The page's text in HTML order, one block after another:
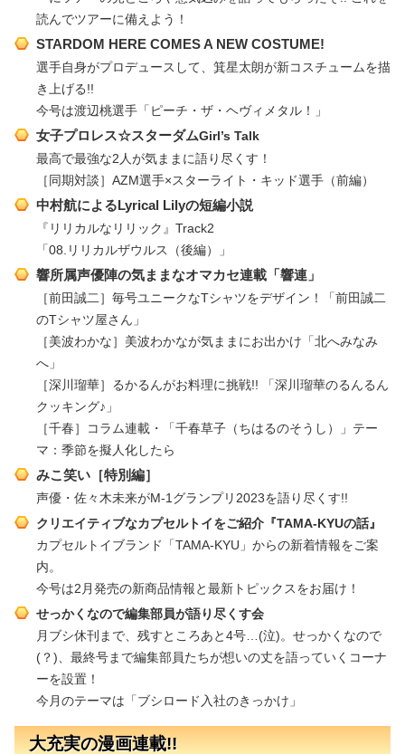
読んでツアーに備えよう！
STARDOM HERE COMES A NEW COSTUME!
選手自身がプロデュースして、箕星太朗が新コスチュームを描
き上げる!!
今号は渡辺桃選手「ピーチ・ザ・ヘヴィメタル！」
女子プロレス☆スターダムGirl’s Talk
最高で最強な2人が気ままに語り尽くす！
［同期対談］AZM選手×スターライト・キッド選手（前編）
中村航によるLyrical Lilyの短編小説
『リリカルなリリック』Track2
「08.リリカルザウルス（後編）」
響所属声優陣の気ままなオマカセ連載「響連」
［前田誠二］毎号ユニークなTシャツをデザイン！「前田誠二
のTシャツ屋さん」
［美波わかな］美波わかなが気ままにお出かけ「北へみなみ
へ」
［深川瑠華］るかるんがお料理に挑戦!! 「深川瑠華のるんるん
クッキング♪」
［千春］コラム連載・「千春草子（ちはるのそうし）」テー
マ：季節を擬人化したら
みこ笑い［特別編］
声優・佐々木未来がM-1グランプリ2023を語り尽くす!!
クリエイティブなカプセルトイをご紹介『TAMA-KYUの話』
カプセルトイブランド「TAMA-KYU」からの新着情報をご案
内。
今号は2月発売の新商品情報と最新トピックスをお届け！
せっかくなので編集部員が語り尽くす会
月ブシ休刊まで、残すところあと4号…(泣)。せっかくなので
(？)、最終号まで編集部員たちが想いの丈を語っていくコーナ
ーを設置！
今月のテーマは「ブシロード入社のきっかけ」
大充実の漫画連載!!